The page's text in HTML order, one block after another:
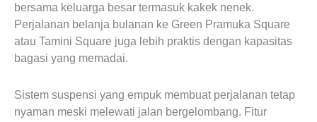
bersama keluarga besar termasuk kakek nenek.
Perjalanan belanja bulanan ke Green Pramuka Square
atau Tamini Square juga lebih praktis dengan kapasitas
bagasi yang memadai.
Sistem suspensi yang empuk membuat perjalanan tetap
nyaman meski melewati jalan bergelombang. Fitur